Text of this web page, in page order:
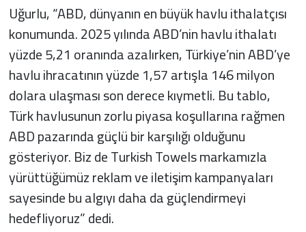
Uğurlu, “ABD, dünyanın en büyük havlu ithalatçısı
konumunda. 2025 yılında ABD’nin havlu ithalatı
yüzde 5,21 oranında azalırken, Türkiye’nin ABD’ye
havlu ihracatının yüzde 1,57 artışla 146 milyon
dolara ulaşması son derece kıymetli. Bu tablo,
Türk havlusunun zorlu piyasa koşullarına rağmen
ABD pazarında güçlü bir karşılığı olduğunu
gösteriyor. Biz de Turkish Towels markamızla
yürüttüğümüz reklam ve iletişim kampanyaları
sayesinde bu algıyı daha da güçlendirmeyi
hedefliyoruz” dedi.